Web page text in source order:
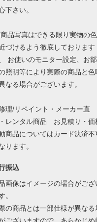
下さい。
品写真はできる限り実物の色
づけるよう徹底しております
お使いのモニター設定、お部
照明等により実際の商品と色
なる場合がございます。
理/リペイント・メーカー直
レンタル商品 お見積り・価
商品についてはカード決済不
ります。
振込
画像はイメージの場合がござ
。
の商品とは一部仕様が異なる